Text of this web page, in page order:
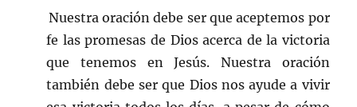
Nuestra oración debe ser que aceptemos por
fe las promesas de Dios acerca de la victoria
que tenemos en Jesús. Nuestra oración
también debe ser que Dios nos ayude a vivir